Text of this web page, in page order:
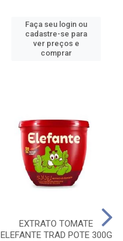
Faça seu login ou
cadastre-se para
ver preços e
comprar
EXTRATO TOMATE
ELEFANTE TRAD POTE 300G